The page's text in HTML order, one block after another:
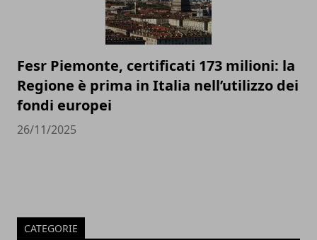
Fesr Piemonte, certificati 173 milioni: la
Regione è prima in Italia nell’utilizzo dei
fondi europei
26/11/2025
CATEGORIE